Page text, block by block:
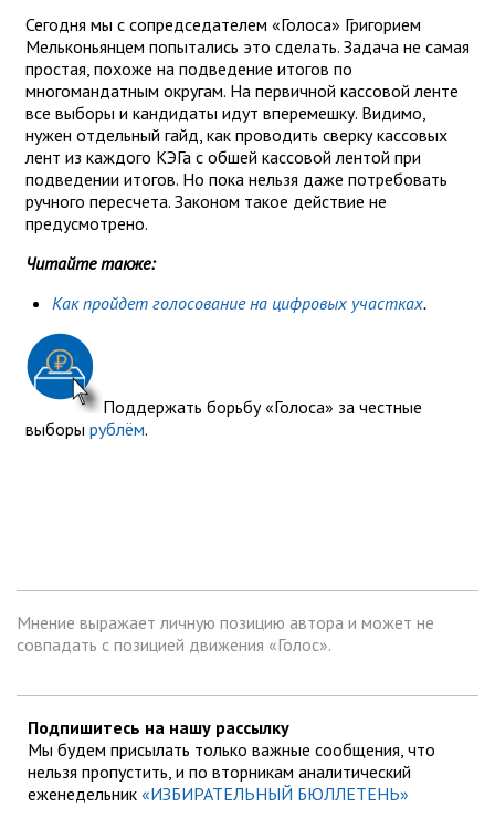
Сегодня мы с сопредседателем «Голоса» Григорием
Мельконьянцем попытались это сделать. Задача не самая
простая, похоже на подведение итогов по
многомандатным округам. На первичной кассовой ленте
все выборы и кандидаты идут вперемешку. Видимо,
нужен отдельный гайд, как проводить сверку кассовых
лент из каждого КЭГа с обшей кассовой лентой при
подведении итогов. Но пока нельзя даже потребовать
ручного пересчета. Законом такое действие не
предусмотрено.
Читайте также:
Как пройдет голосование на цифровых участках.
Поддержать борьбу «Голоса» за честные
выборы рублём.
Мнение выражает личную позицию автора и может не
совпадать с позицией движения «Голос».
Подпишитесь на нашу рассылку
Мы будем присылать только важные сообщения, что
нельзя пропустить, и по вторникам аналитический
еженедельник «ИЗБИРАТЕЛЬНЫЙ БЮЛЛЕТЕНЬ»